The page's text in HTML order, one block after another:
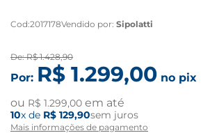
Cod:2017178Vendido por: Sipolatti
De:R$ 1.428,90
Por: R$ 1.299,00 no pix
ou R$ 1.299,00 em até
10x de R$ 129,90sem juros
Mais informações de pagamento